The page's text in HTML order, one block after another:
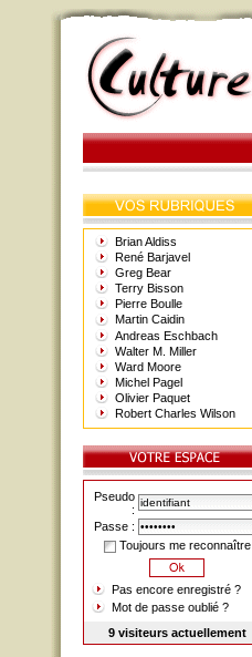
Brian Aldiss
René Barjavel
Greg Bear
Terry Bisson
Pierre Boulle
Martin Caidin
Andreas Eschbach
Walter M. Miller
Ward Moore
Michel Pagel
Olivier Paquet
Robert Charles Wilson
Pseudo
:
Passe :
Toujours me reconnaître
Pas encore enregistré ?
Mot de passe oublié ?
9 visiteurs actuellement